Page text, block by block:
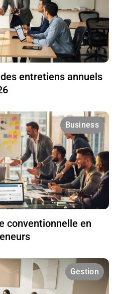
entretiens annuels
Business
conventionnelle en
Gestion